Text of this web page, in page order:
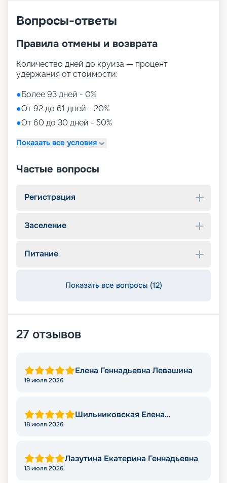
Вопросы-ответы
Правила отмены и возврата
Количество дней до круиза — процент
удержания от стоимости:
●Более 93 дней - 0%
●От 92 до 61 дней - 20%
●От 60 до 30 дней - 50%
Показать все условия
Частые вопросы
Регистрация
Заселение
Питание
Показать все вопросы (12)
27 отзывов
Елена Геннадьевна Левашина
19 июля 2026
Шильниковская Елена
18 июля 2026
Лазутина Екатерина Геннадьевна
13 июля 2026